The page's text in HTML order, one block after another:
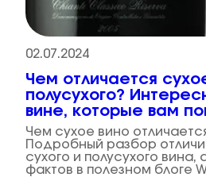
02.07.2024
Чем отличается
полусухого?
вине, которые вам
Чем сухое вино
Подробный разбор
сухого и полусухого
фактов в полезном блоге